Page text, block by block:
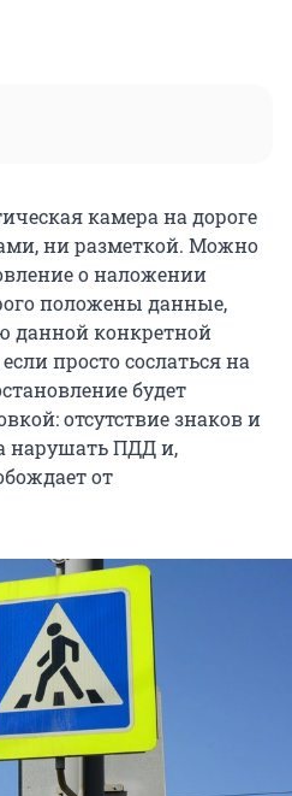
камера на дороге
ни разметкой. Можно
о наложении
положены данные,
данной конкретной
просто сослаться на
будет
отсутствие знаков и
нарушать ПДД и,
от